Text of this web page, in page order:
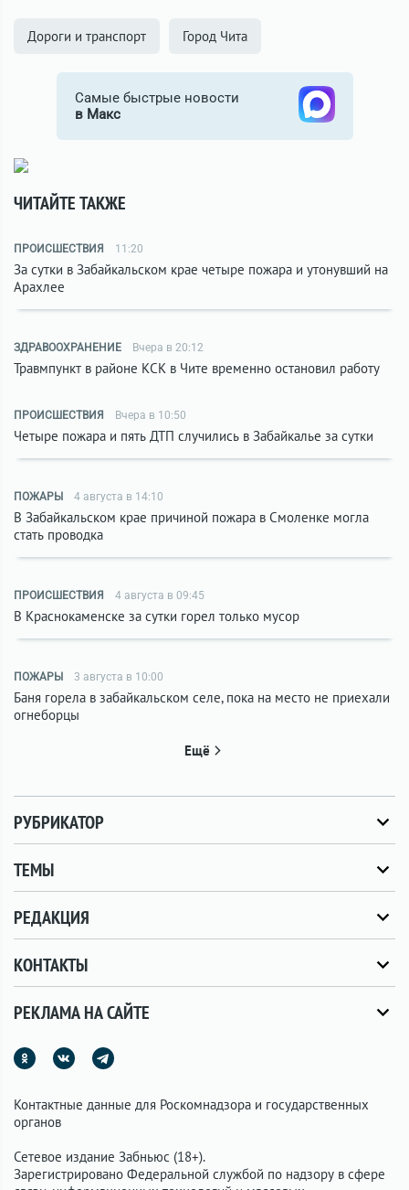
Дороги и транспорт Город Чита
Самые быстрые новости
в Макс
ЧИТАЙТЕ ТАКЖЕ
ПРОИСШЕСТВИЯ 11:20
За сутки в Забайкальском крае четыре пожара и утонувший на
Арахлее
ЗДРАВООХРАНЕНИЕ Вчера в 20:12
Травмпункт в районе КСК в Чите временно остановил работу
ПРОИСШЕСТВИЯ Вчера в 10:50
Четыре пожара и пять ДТП случились в Забайкалье за сутки
ПОЖАРЫ 4 августа в 14:10
В Забайкальском крае причиной пожара в Смоленке могла
стать проводка
ПРОИСШЕСТВИЯ 4 августа в 09:45
В Краснокаменске за сутки горел только мусор
ПОЖАРЫ 3 августа в 10:00
Баня горела в забайкальском селе, пока на место не приехали
огнеборцы
Ещё
РУБРИКАТОР
ТЕМЫ
РЕДАКЦИЯ
КОНТАКТЫ
РЕКЛАМА НА САЙТЕ
Контактные данные для Роскомнадзора и государственных
органов
Сетевое издание Забньюс (18+).
Зарегистрировано Федеральной службой по надзору в сфере